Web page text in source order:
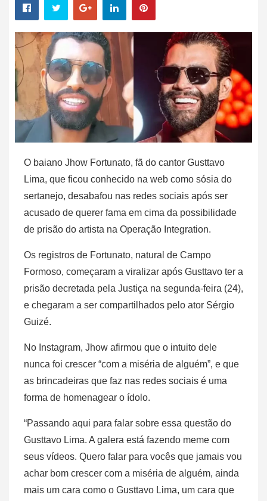
O baiano Jhow Fortunato, fã do cantor Gusttavo
Lima, que ficou conhecido na web como sósia do
sertanejo, desabafou nas redes sociais após ser
acusado de querer fama em cima da possibilidade
de prisão do artista na Operação Integration.
Os registros de Fortunato, natural de Campo
Formoso, começaram a viralizar após Gusttavo ter a
prisão decretada pela Justiça na segunda-feira (24),
e chegaram a ser compartilhados pelo ator Sérgio
Guizé.
No Instagram, Jhow afirmou que o intuito dele
nunca foi crescer “com a miséria de alguém”, e que
as brincadeiras que faz nas redes sociais é uma
forma de homenagear o ídolo.
“Passando aqui para falar sobre essa questão do
Gusttavo Lima. A galera está fazendo meme com
seus vídeos. Quero falar para vocês que jamais vou
achar bom crescer com a miséria de alguém, ainda
mais um cara como o Gusttavo Lima, um cara que